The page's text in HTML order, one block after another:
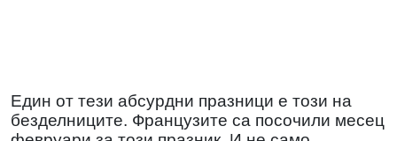
Един от тези абсурдни празници е този на
безделниците. Французите са посочили месец